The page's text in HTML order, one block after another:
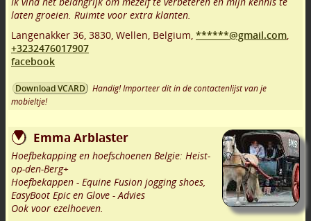
laten groeien. Ruimte voor extra klanten.
Langenakker 36, 3830, Wellen, Belgium, ******@gmail.com,
+3232476017907
facebook
Download VCARD
Handig! Importeer dit in de contactenlijst van je
mobieltje!
Emma Arblaster
Hoefbekapping en hoefschoenen Belgie: Heist-
op-den-Berg+
Hoefbekappen - Equine Fusion jogging shoes,
EasyBoot Epic en Glove - Advies
Ook voor ezelhoeven.